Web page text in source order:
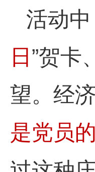
活动
日 ”贺卡
望。经
是党员的